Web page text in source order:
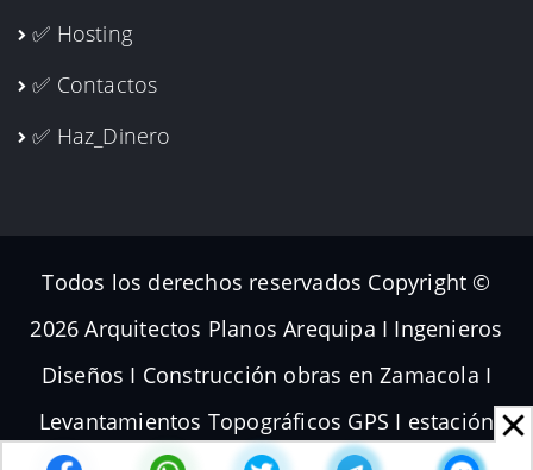
✅ Hosting
✅ Contactos
✅ Haz_Dinero
Todos los derechos reservados Copyright ©
2026 Arquitectos Planos Arequipa I Ingenieros
Diseños I Construcción obras en Zamacola I
Levantamientos Topográficos GPS I estación